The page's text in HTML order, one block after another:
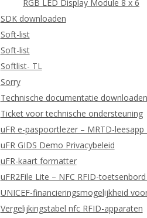
RGB LED Display Module 8 x 6
SDK downloaden
Soft-list
Soft-list
Softlist- TL
Sorry
Technische documentatie downloaden
Ticket voor technische ondersteuning
uFR e-paspoortlezer – MRTD-leesapp
uFR GIDS Demo Privacybeleid
uFR-kaart formatter
uFR2File Lite – NFC RFID-
UNICEF-financieringsmogelijkheid
Vergelijkingstabel nfc RFID-apparaten